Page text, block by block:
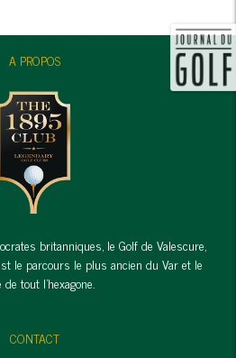
A PROPOS
britanniques, le Golf de Valescure,
le parcours le plus ancien du Var et le
de tout l'hexagone.
CONTACT